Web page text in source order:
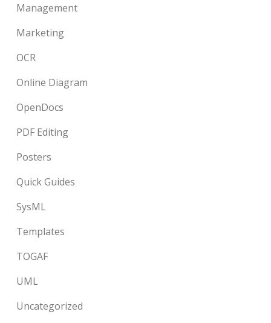
Management
Marketing
OCR
Online Diagram
OpenDocs
PDF Editing
Posters
Quick Guides
SysML
Templates
TOGAF
UML
Uncategorized